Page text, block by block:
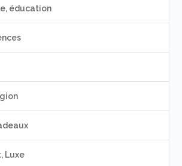
éducation
Luxe